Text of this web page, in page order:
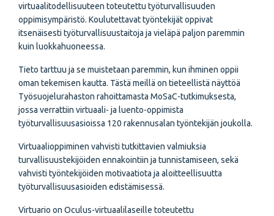
virtuaalitodellisuuteen toteutettu työturvallisuuden
oppimisympäristö. Koulutettavat työntekijät oppivat
itsenäisesti työturvallisuustaitoja ja vieläpä paljon paremmin
kuin luokkahuoneessa.
Tieto tarttuu ja se muistetaan paremmin, kun ihminen oppii
oman tekemisen kautta. Tästä meillä on tieteellistä näyttöä
Työsuojelurahaston rahoittamasta MoSaC-tutkimuksesta,
jossa verrattiin virtuaali- ja luento-oppimista
työturvallisuusasioissa 120 rakennusalan työntekijän joukolla.
Virtuaalioppiminen vahvisti tutkittavien valmiuksia
turvallisuustekijöiden ennakointiin ja tunnistamiseen, sekä
vahvisti työntekijöiden motivaatiota ja aloitteellisuutta
työturvallisuusasioiden edistämisessä.
Virtuario on Oculus-virtuaalilaseille toteutettu